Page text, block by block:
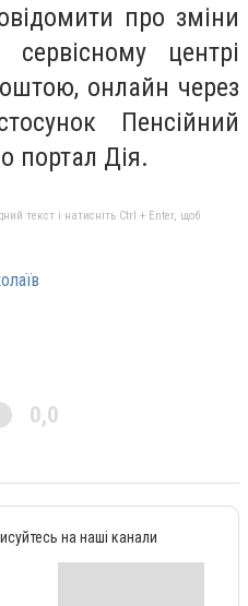
про зміни
центрі
онлайн через
Пенсійний
портал Дія.
текст і натисніть Ctrl + Enter, щоб
0,0
на наші канали